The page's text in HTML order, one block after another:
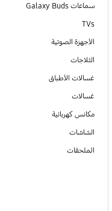
سماعات Galaxy Buds
TVs
الأجهزة الصوتية
الثلاجات
غسالات الأطباق
غسالات
مكانس كهربائية
الشاشات
الملحقات